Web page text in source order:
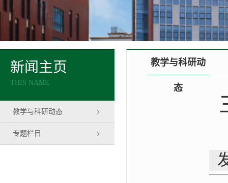
新闻主页
THIS NAME
教学与科研动态
专题栏目
教学与科研动
态